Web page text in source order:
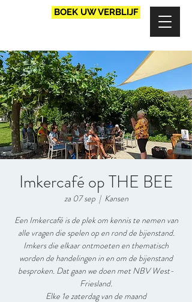
BOEK UW VERBLIJF
Imkercafé op THE BEE
za 07 sep
  |
Kansen
Een Imkercafé is de plek om kennis te nemen van
alle vragen die spelen op en rond de bijenstand.
Imkers die elkaar ontmoeten en thematisch
worden de handelingen in en om de bijenstand
besproken. Dat gaan we doen met NBV West-
Friesland.